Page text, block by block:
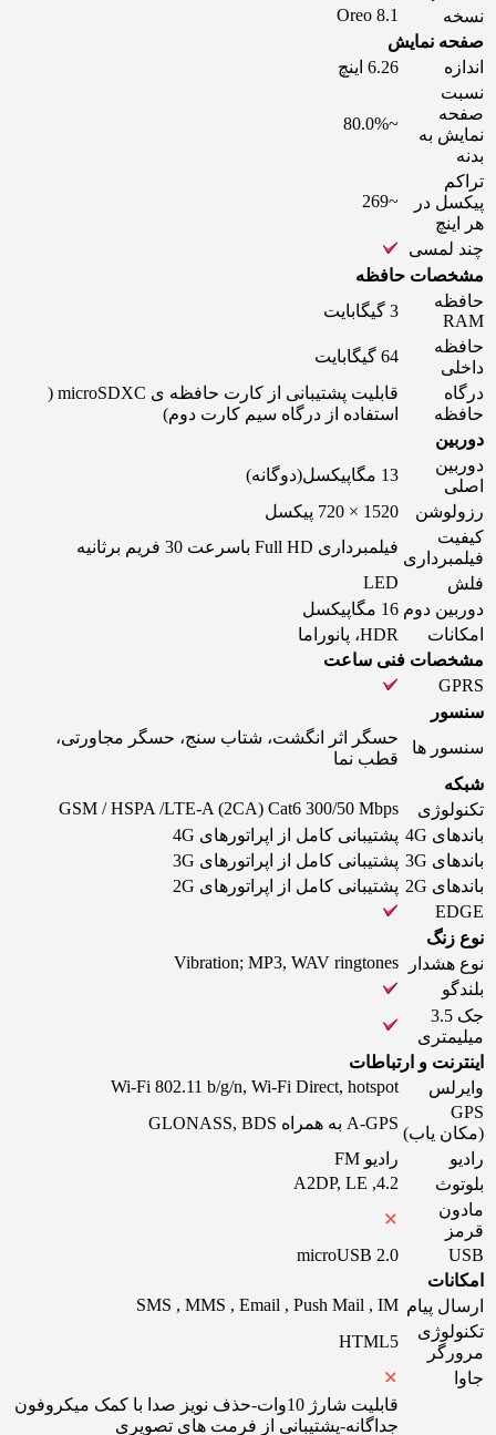
نسخه
8.1 Oreo
صفحه نمایش
اندازه
6.26 اینچ
نسبت
صفحه
نمایش به
بدنه
~80.0%
تراکم
پیکسل در
هر اینچ
~269
چند لمسی
مشخصات حافظه
حافظه
RAM
3 گيگابايت
حافظه
داخلی
64 گيگابايت
درگاه
حافظه
قابلیت پشتیبانی از کارت حافظه ‌ی microSDXC (
استفاده از درگاه سیم کارت دوم)
دوربین
دوربین
اصلی
13 مگاپیکسل(دوگانه)
رزولوشن
1520 × 720 پیکسل
کیفیت
فیلمبرداری
فیلمبرداری Full HD باسرعت 30 فریم برثانیه
فلش
LED
دوربین دوم 16 مگاپیکسل
امکانات
HDR، پانوراما
مشخصات فنی ساعت
GPRS
سنسور
سنسور ها
حسگر اثر انگشت، شتاب سنج، حسگر مجاورتی،
قطب نما
شبکه
تکنولوژی
GSM / HSPA /LTE-A (2CA) Cat6 300/50 Mbps
باندهای 4G
پشتیبانی کامل از اپراتورهای 4G
باندهای 3G
پشتیبانی کامل از اپراتورهای 3G
باندهای 2G
پشتیبانی کامل از اپراتورهای 2G
EDGE
نوع زنگ
نوع هشدار
Vibration; MP3, WAV ringtones
بلندگو
جک 3.5
میلیمتری
اینترنت و ارتباطات
وایرلس
Wi-Fi 802.11 b/g/n, Wi-Fi Direct, hotspot
GPS
(مکان یاب)
A-GPS به همراه GLONASS, BDS
رادیو
رادیو FM
بلوتوث
4.2, A2DP, LE
مادون
قرمز
USB
microUSB 2.0
امکانات
ارسال پیام SMS , MMS , Email , Push Mail , IM
تکنولوژی
مرورگر
HTML5
جاوا
قابلیت شارژ 10وات-حذف نویز صدا با کمک میکروفون
جداگانه-پشتیبانی از فرمت های تصویری